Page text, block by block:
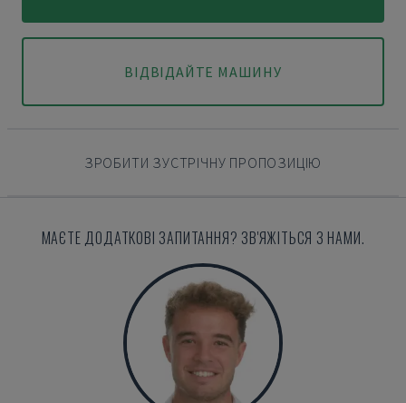
ВІДВІДАЙТЕ МАШИНУ
ЗРОБИТИ ЗУСТРІЧНУ ПРОПОЗИЦІЮ
МАЄТЕ ДОДАТКОВІ ЗАПИТАННЯ? ЗВ'ЯЖІТЬСЯ З НАМИ.